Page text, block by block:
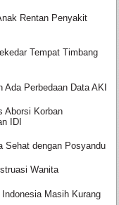
Rentan Penyakit
Tempat Timbang
Ada Perbedaan Data AKI
Aborsi Korban
IDI
Sehat dengan Posyandu
Wanita
Masih Kurang